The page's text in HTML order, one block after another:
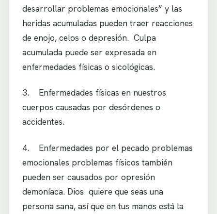
desarrollar problemas emocionales” y las
heridas acumuladas pueden traer reacciones
de enojo, celos o depresión. Culpa
acumulada puede ser expresada en
enfermedades físicas o sicológicas.
3. Enfermedades físicas en nuestros
cuerpos causadas por desórdenes o
accidentes.
4. Enfermedades por el pecado problemas
emocionales problemas físicos también
pueden ser causados por opresión
demoníaca. Dios quiere que seas una
persona sana, así que en tus manos está la